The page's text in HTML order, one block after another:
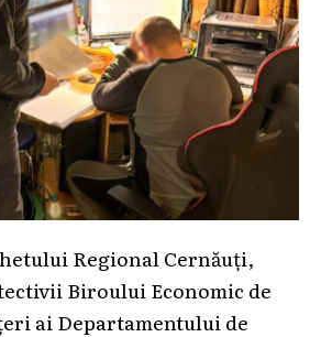
Regional Cernăuți,
Biroului Economic de
ai Departamentului de